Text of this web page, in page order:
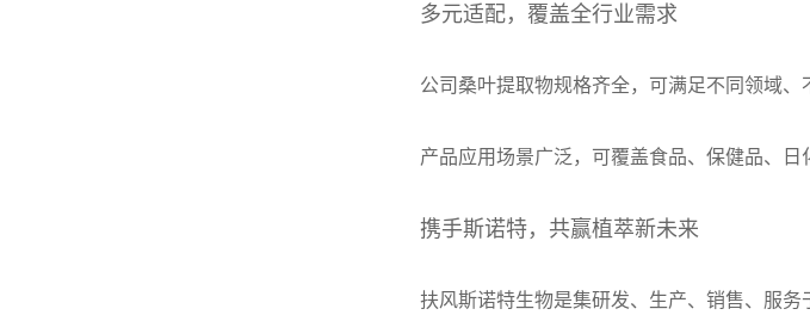
多元适配，覆盖全行业需求
公司桑叶提取物规格齐全，可满足不同领域
产品应用场景广泛，可覆盖食品、保健品、
携手斯诺特，共赢植萃新未来
扶风斯诺特生物是集研发、生产、销售、服